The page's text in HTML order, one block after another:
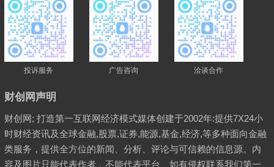
投诉服务 广告咨询 洽谈合作
财创网声明
财创网; 打造第一互联网经济模式媒体创建于2002年:提供7X24小
时财经资讯及全球金融,股票,证券,能源,基金,经济,等多种面向金融
类服务，提供全方位的新闻、分析、评论与可信赖的信息源。内
容及图片只能代表作者，不能代表平台、如有侵权联系我们第一